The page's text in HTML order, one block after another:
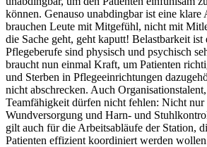
können. Genauso unabdingbar ist eine klare
brauchen Leute mit Mitgefühl, nicht mit
die Sache geht, geht kaputt! Belastbarkeit
Pflegeberufe sind physisch und psychisch
braucht nun einmal Kraft, um Patienten
und Sterben in Pflegeeinrichtungen
nicht abschrecken. Auch
Teamfähigkeit dürfen nicht fehlen: Nicht
Wundversorgung und Harn- und
gilt auch für die Arbeitsabläufe der Station,
Patienten effizient koordiniert werden